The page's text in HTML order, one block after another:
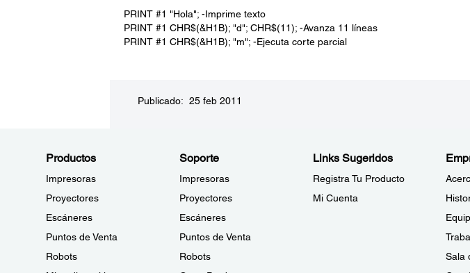
PRINT #1 "Hola"; -Imprime texto
PRINT #1 CHR$(&H1B); "d"; CHR$(11); -Avanza 11 líneas
PRINT #1 CHR$(&H1B); "m"; -Ejecuta corte parcial
Publicado: 25 feb 2011
Productos
Impresoras
Proyectores
Escáneres
Puntos de Venta
Robots
Soporte
Impresoras
Proyectores
Escáneres
Puntos de Venta
Robots
Links Sugeridos
Registra Tu Producto
Mi Cuenta
Sala